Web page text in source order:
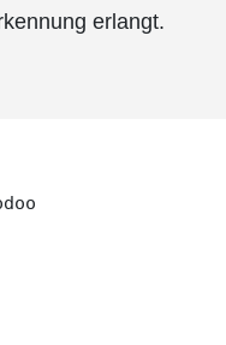
erlangt.